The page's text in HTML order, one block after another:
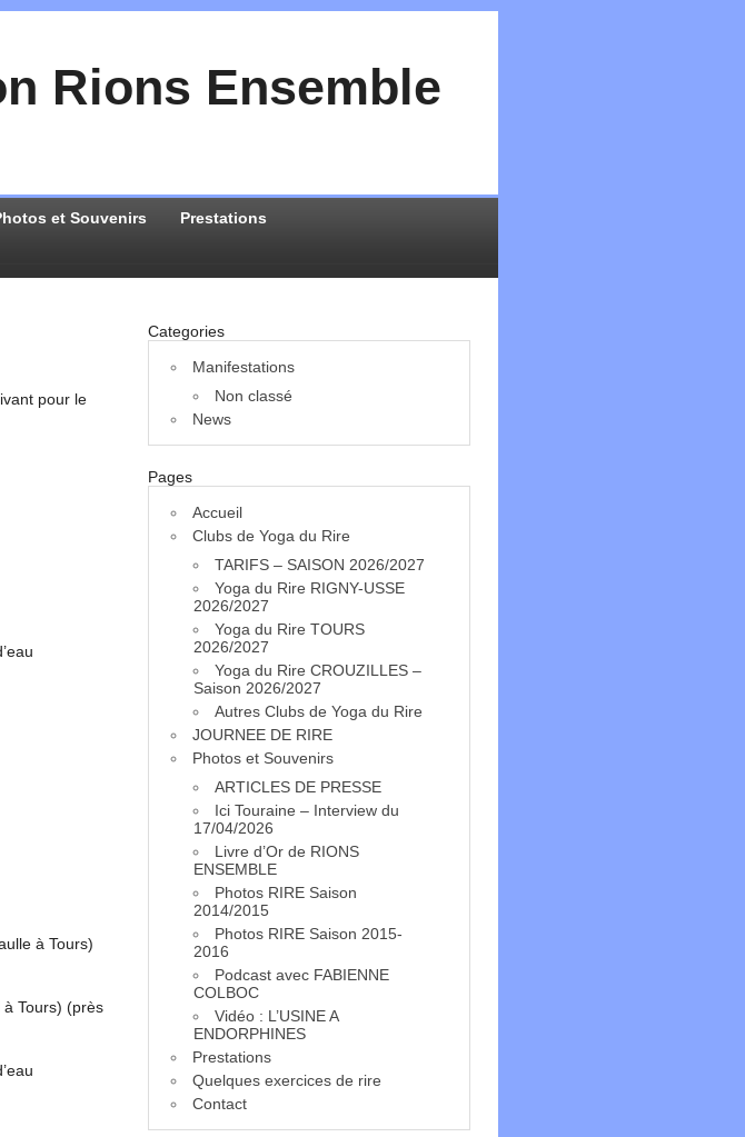
Rions Ensemble
et Souvenirs Prestations
pour le
à Tours)
Tours) (près
Categories
Manifestations
Non classé
News
Pages
Accueil
Clubs de Yoga du Rire
TARIFS – SAISON 2026/2027
Yoga du Rire RIGNY-USSE
2026/2027
Yoga du Rire TOURS
2026/2027
Yoga du Rire CROUZILLES –
Saison 2026/2027
Autres Clubs de Yoga du Rire
JOURNEE DE RIRE
Photos et Souvenirs
ARTICLES DE PRESSE
Ici Touraine – Interview du
17/04/2026
Livre d’Or de RIONS
ENSEMBLE
Photos RIRE Saison
2014/2015
Photos RIRE Saison 2015-
2016
Podcast avec FABIENNE
COLBOC
Vidéo : L’USINE A
ENDORPHINES
Prestations
Quelques exercices de rire
Contact